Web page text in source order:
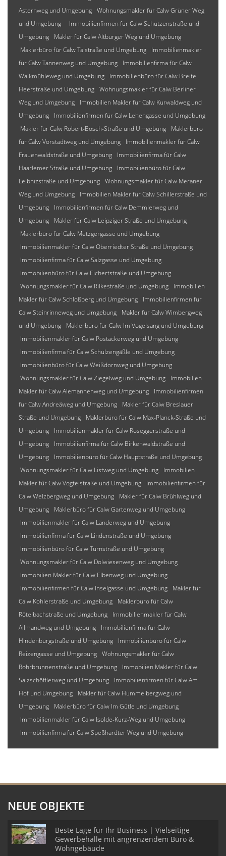
Asternweg und Umgebung Wohnungsmakler für Calw Grüner Weg
und Umgebung
Immobilienfirmen für Calw Schützenstraße und
Umgebung
Makler für Calw Altburger Weg und Umgebung
Maklerbüro für Calw Talstraße und Umgebung
Immobilienmakler
für Calw Tannenweg und Umgebung
Immobilienfirma für Calw
Walkmühleweg und Umgebung
Immobilienbüro für Calw Breite
Heerstraße und Umgebung Wohnungsmakler für Calw Berliner
Weg und Umgebung
Immobilien Makler für Calw Kurwaldweg und
Umgebung
Immobilienfirmen für Calw Lehengasse und Umgebung
Makler für Calw Robert-Bosch-Straße und Umgebung
Maklerbüro
für Calw Vorstadtweg und Umgebung
Immobilienmakler für Calw
Frauenwaldstraße und Umgebung
Immobilienfirma für Calw
Haarlemer Straße und Umgebung
Immobilienbüro für Calw
Leibnizstraße und Umgebung Wohnungsmakler für Calw Meraner
Weg und Umgebung
Immobilien Makler für Calw Schillerstraße und
Umgebung
Immobilienfirmen für Calw Demmlerweg und
Umgebung
Makler für Calw Leipziger Straße und Umgebung
Maklerbüro für Calw Metzgergasse und Umgebung
Immobilienmakler für Calw Oberriedter Straße und Umgebung
Immobilienfirma für Calw Salzgasse und Umgebung
Immobilienbüro für Calw Eichertstraße und Umgebung
Wohnungsmakler für Calw Rilkestraße und Umgebung
Immobilien
Makler für Calw Schloßberg und Umgebung
Immobilienfirmen für
Calw Steinrinneweg und Umgebung
Makler für Calw Wimbergweg
und Umgebung
Maklerbüro für Calw Im Vogelsang und Umgebung
Immobilienmakler für Calw Postackerweg und Umgebung
Immobilienfirma für Calw Schulzengäßle und Umgebung
Immobilienbüro für Calw Weißdornweg und Umgebung
Wohnungsmakler für Calw Ziegelweg und Umgebung
Immobilien
Makler für Calw Alemannenweg und Umgebung
Immobilienfirmen
für Calw Andreäweg und Umgebung
Makler für Calw Breslauer
Straße und Umgebung
Maklerbüro für Calw Max-Planck-Straße und
Umgebung
Immobilienmakler für Calw Roseggerstraße und
Umgebung
Immobilienfirma für Calw Birkenwaldstraße und
Umgebung
Immobilienbüro für Calw Hauptstraße und Umgebung
Wohnungsmakler für Calw Listweg und Umgebung
Immobilien
Makler für Calw Vogteistraße und Umgebung
Immobilienfirmen für
Calw Welzbergweg und Umgebung
Makler für Calw Brühlweg und
Umgebung
Maklerbüro für Calw Gartenweg und Umgebung
Immobilienmakler für Calw Länderweg und Umgebung
Immobilienfirma für Calw Lindenstraße und Umgebung
Immobilienbüro für Calw Turnstraße und Umgebung
Wohnungsmakler für Calw Dolwiesenweg und Umgebung
Immobilien Makler für Calw Elbenweg und Umgebung
Immobilienfirmen für Calw Inselgasse und Umgebung
Makler für
Calw Kohlerstraße und Umgebung
Maklerbüro für Calw
Rötelbachstraße und Umgebung
Immobilienmakler für Calw
Allmandweg und Umgebung
Immobilienfirma für Calw
Hindenburgstraße und Umgebung
Immobilienbüro für Calw
Reizengasse und Umgebung Wohnungsmakler für Calw
Rohrbrunnenstraße und Umgebung
Immobilien Makler für Calw
Salzschöfflerweg und Umgebung
Immobilienfirmen für Calw Am
Hof und Umgebung
Makler für Calw Hummelbergweg und
Umgebung
Maklerbüro für Calw Im Gütle und Umgebung
Immobilienmakler für Calw Isolde-Kurz-Weg und Umgebung
Immobilienfirma für Calw Speßhardter Weg und Umgebung
NEUE OBJEKTE
Beste Lage für Ihr Business | Vielseitige
Gewerbehalle mit angrenzendem Büro &
Wohngebäude